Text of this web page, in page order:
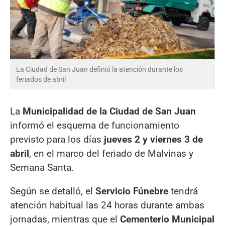
La Ciudad de San Juan definió la atención durante los
feriados de abril
La Municipalidad de la Ciudad de San Juan
informó el esquema de funcionamiento
previsto para los días jueves 2 y viernes 3 de
abril, en el marco del feriado de Malvinas y
Semana Santa.
Según se detalló, el Servicio Fúnebre tendrá
atención habitual las 24 horas durante ambas
jornadas, mientras que el Cementerio Municipal